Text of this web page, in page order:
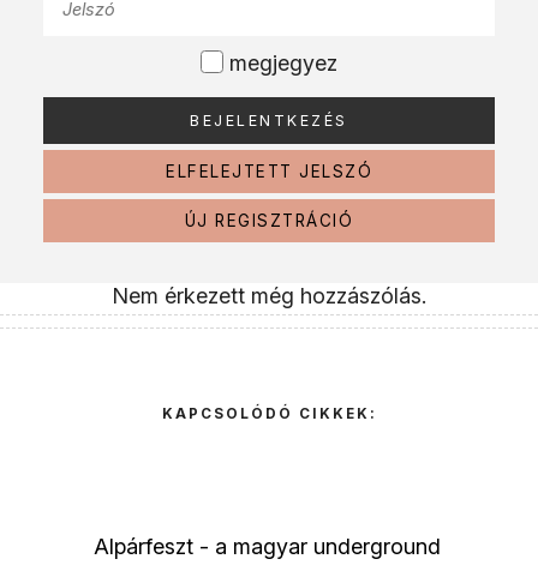
megjegyez
ELFELEJTETT JELSZÓ
ÚJ REGISZTRÁCIÓ
Nem érkezett még hozzászólás.
KAPCSOLÓDÓ CIKKEK:
Alpárfeszt - a magyar underground